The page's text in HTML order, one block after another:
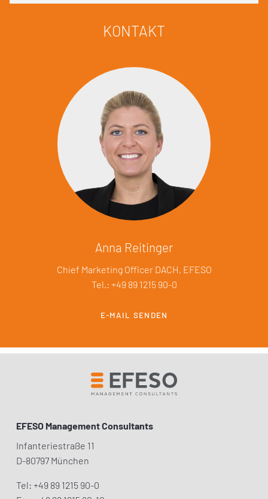
KONTAKT
Anna Reitinger
Chief Marketing Officer DACH, EFESO
Tel.: +49 89 1215 90-0
E-MAIL SENDEN
EFESO Management Consultants
Infanteriestraße 11
D-80797 München
Tel: +49 89 1215 90-0